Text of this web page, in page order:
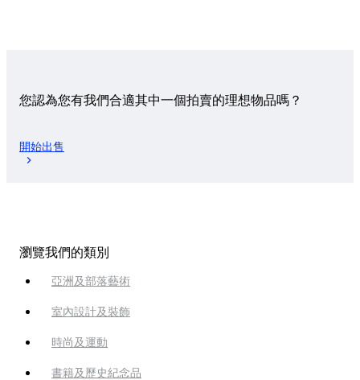
您認為您有我們合適其中一個拍賣的理想物品嗎？
開始出售
瀏覽我們的類別
亞洲及部落藝術
室內設計及裝飾
時尚及運動
書籍及歷史紀念品